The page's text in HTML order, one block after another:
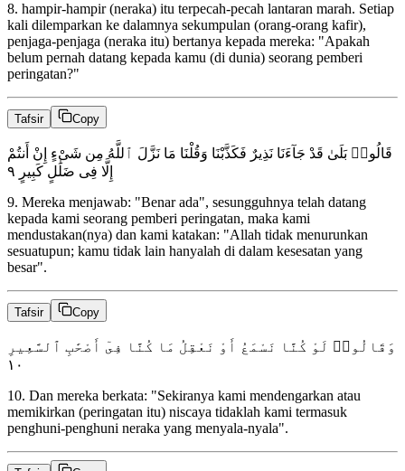
8. hampir-hampir (neraka) itu terpecah-pecah lantaran marah. Setiap
kali dilemparkan ke dalamnya sekumpulan (orang-orang kafir),
penjaga-penjaga (neraka itu) bertanya kepada mereka: "Apakah
belum pernah datang kepada kamu (di dunia) seorang pemberi
peringatan?"
Tafsir Copy
قَالُوا۟ بَلَىٰ قَدْ جَآءَنَا نَذِيرٌ فَكَذَّبْنَا وَقُلْنَا مَا نَزَّلَ ٱللَّهُ مِن شَىْءٍ إِنْ أَنتُمْ
إِلَّا فِى ضَلَٰلٍ كَبِيرٍ ٩
9. Mereka menjawab: "Benar ada", sesungguhnya telah datang
kepada kami seorang pemberi peringatan, maka kami
mendustakan(nya) dan kami katakan: "Allah tidak menurunkan
sesuatupun; kamu tidak lain hanyalah di dalam kesesatan yang
besar".
Tafsir Copy
وَقَالُوا۟ لَوْ كُنَّا نَسْمَعُ أَوْ نَعْقِلُ مَا كُنَّا فِىٓ أَصْحَٰبِ ٱلسَّعِيرِ
١٠
10. Dan mereka berkata: "Sekiranya kami mendengarkan atau
memikirkan (peringatan itu) niscaya tidaklah kami termasuk
penghuni-penghuni neraka yang menyala-nyala".